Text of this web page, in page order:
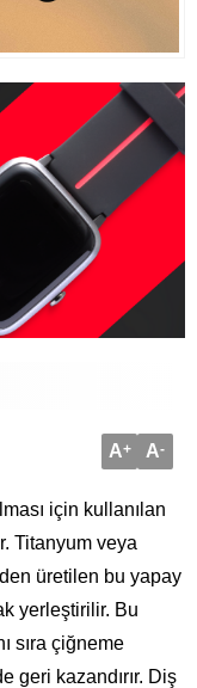
A+ A-
için kullanılan
Titanyum veya
üretilen bu yapay
yerleştirilir. Bu
sıra çiğneme
geri kazandırır. Diş